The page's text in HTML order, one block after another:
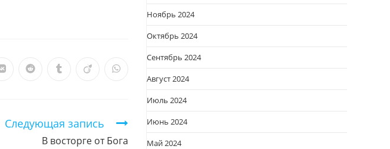
Открывается
Открывается
Открывается
Открывается
Открывается
новом
Следующая запись
В восторге от Бога
Ноябрь 2024
Октябрь 2024
Сентябрь 2024
Август 2024
Июль 2024
Июнь 2024
Май 2024